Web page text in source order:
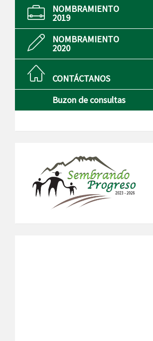
NOMBRAMIENTO
2019
NOMBRAMIENTO
2020
CONTÁCTANOS
Buzon de consultas